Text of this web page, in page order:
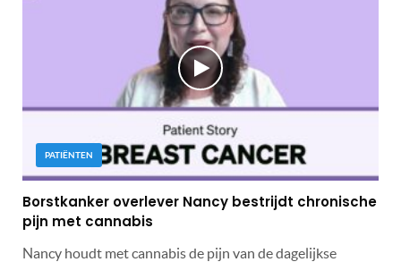
PATIËNTEN
Borstkanker overlever Nancy bestrijdt chronische
pijn met cannabis
Nancy houdt met cannabis de pijn van de dagelijkse